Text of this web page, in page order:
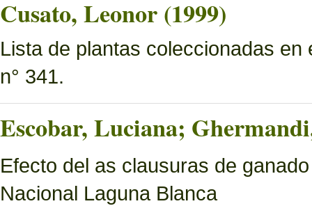
Cusato, Leonor (1999)
Lista de plantas coleccionadas
n° 341.
Escobar, Luciana;
Efecto del as clausuras de
Nacional Laguna Blanca